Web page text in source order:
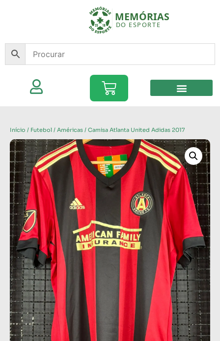
Início / Futebol / Américas / Camisa Atlanta United Adidas 2017